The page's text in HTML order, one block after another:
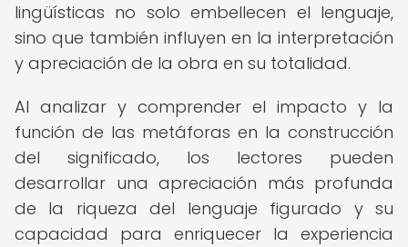
lingüísticas no solo embellecen el lenguaje,
sino que también influyen en la interpretación
y apreciación de la obra en su totalidad.
Al analizar y comprender el impacto y la
función de las metáforas en la construcción
del significado, los lectores pueden
desarrollar una apreciación más profunda
de la riqueza del lenguaje figurado y su
capacidad para enriquecer la experiencia